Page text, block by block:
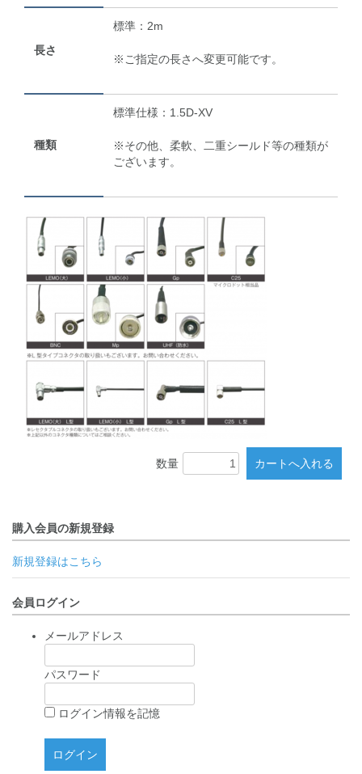
長さ
標準：2m
※ご指定の長さへ変更可能です。
種類
標準仕様： 1.5D-XV
※その他、柔軟、二重シールド等の種類が
ございます。
数量
購入会員の新規登録
新規登録はこちら
会員ログイン
メールアドレス
パスワード
ログイン情報を記憶